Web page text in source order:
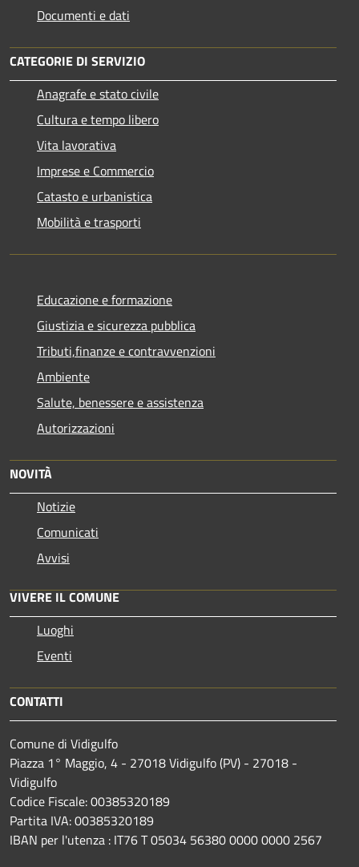
Documenti e dati
CATEGORIE DI SERVIZIO
Anagrafe e stato civile
Cultura e tempo libero
Vita lavorativa
Imprese e Commercio
Catasto e urbanistica
Mobilità e trasporti
Educazione e formazione
Giustizia e sicurezza pubblica
Tributi,finanze e contravvenzioni
Ambiente
Salute, benessere e assistenza
Autorizzazioni
NOVITÀ
Notizie
Comunicati
Avvisi
VIVERE IL COMUNE
Luoghi
Eventi
CONTATTI
Comune di Vidigulfo
Piazza 1° Maggio, 4 - 27018 Vidigulfo (PV) - 27018 -
Vidigulfo
Codice Fiscale: 00385320189
Partita IVA: 00385320189
IBAN per l'utenza : IT76 T 05034 56380 0000 0000 2567